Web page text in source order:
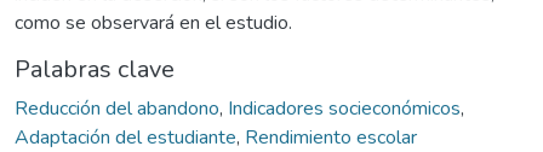
como se observará en el estudio.
Palabras clave
Reducción del abandono, Indicadores socieconómicos,
Adaptación del estudiante, Rendimiento escolar